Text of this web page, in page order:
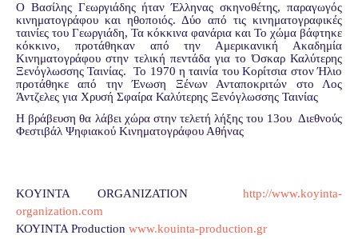
Ο Βασίλης Γεωργιάδης ήταν Έλληνας σκηνοθέτης, παραγωγός
κινηματογράφου και ηθοποιός. Δύο από τις κινηματογραφικές
ταινίες του Γεωργιάδη, Τα κόκκινα φανάρια και Το χώμα βάφτηκε
κόκκινο, προτάθηκαν από την Αμερικανική Ακαδημία
Κινηματογράφου στην τελική πεντάδα για το Όσκαρ Καλύτερης
Ξενόγλωσσης Ταινίας. Το 1970 η ταινία του Κορίτσια στον Ήλιο
προτάθηκε από την Ένωση Ξένων Ανταποκριτών στο Λος
Άντζελες για Χρυσή Σφαίρα Καλύτερης Ξενόγλωσσης Ταινίας
Η βράβευση θα λάβει χώρα στην τελετή λήξης του 13ου Διεθνούς
Φεστιβάλ Ψηφιακού Κινηματογράφου Αθήνας
KOYINTA ORGANIZATION http://www.koyinta-
organization.com
ΚΟΥΙΝΤΑ Production www.kouinta-production.gr